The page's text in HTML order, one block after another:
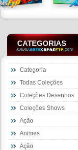
CATEGORIAS
Categoria
Todas Coleções
Coleções Desenhos
Coleções Shows
Ação
Animes
Ação